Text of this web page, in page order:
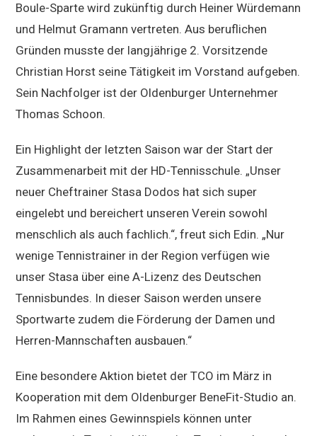
Boule-Sparte wird zukünftig durch Heiner Würdemann
und Helmut Gramann vertreten. Aus beruflichen
Gründen musste der langjährige 2. Vorsitzende
Christian Horst seine Tätigkeit im Vorstand aufgeben.
Sein Nachfolger ist der Oldenburger Unternehmer
Thomas Schoon.
Ein Highlight der letzten Saison war der Start der
Zusammenarbeit mit der HD-Tennisschule. „Unser
neuer Cheftrainer Stasa Dodos hat sich super
eingelebt und bereichert unseren Verein sowohl
menschlich als auch fachlich.“, freut sich Edin. „Nur
wenige Tennistrainer in der Region verfügen wie
unser Stasa über eine A-Lizenz des Deutschen
Tennisbundes. In dieser Saison werden unsere
Sportwarte zudem die Förderung der Damen und
Herren-Mannschaften ausbauen.“
Eine besondere Aktion bietet der TCO im März in
Kooperation mit dem Oldenburger BeneFit-Studio an.
Im Rahmen eines Gewinnspiels können unter